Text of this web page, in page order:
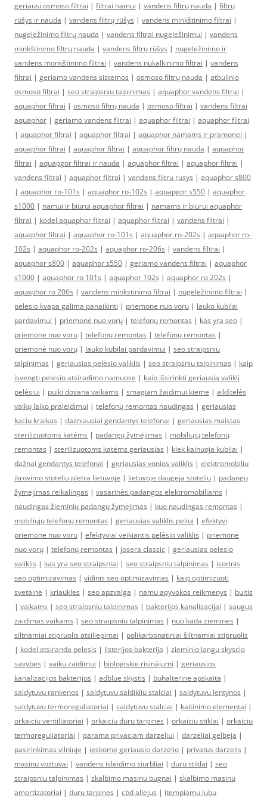
geriausi osmoso filtrai | filtrai namui | vandens filtrų nauda | filtrų
rūšys ir nauda | vandens filtrų rūšys | vandens minkštinimo filtrai |
nugeležinimo filtrų nauda | vandens filtrai nugeležinimui | vandens
minkštinimo filtrų nauda | vandens filtrų rūšys | nugeležinimo ir
vandens monkštinimo filtrai | vandens nukalkinimo filtrai | vandens
filtrai | geriamo vandens sistemos | osmoso filtrų nauda | atbulinio
osmoso filtrai | seo straipsniu talpinimas | aquaphor vandens filtrai |
aquaphor filtrai | osmoso filtrų nauda | osmoso filtrai | vandens filtrai
aquaphor | geriamo vandens filtrai | aquaphor filtrai | aquaphor filtrai
| aquaphor filtrai | aquaphor filtrai | aquaphor namams ir pramonei |
aquaphor filtrai | aquaphor filtrai | aquaphor filtrų nauda | aquaphor
filtrai | aquapgor filtrai ir nauda | aquaphor filtrai | aquaphor filtrai |
vandens filtrai | aquaphor filtrai | vandens filtru rusys | aquaphor s800
| aquaphor ro-101s | aquaphor ro-102s | aquapgor s550 | aquaphor
s1000 | namui ir biurui aquaphor filtrai | namams ir biurui aquaphor
filtrai | kodel aquaphor filtrai | aquaphor filtrai | vandens filtrai |
aquaphor filtrai | aquaphor ro-101s | aquaphor ro-202s | aquaphor ro-
102s | aquaphor ro-202s | aquaphor ro-206s | vandens filtrai |
aquaphor s800 | aquaphor s550 | geriamo vandens filtrai | aquaphor
s1000 | aquaphor ro 101s | aquaphor 102s | aquaphor ro 202s |
aquaphor ro 206s | vandens minkstinimo filtrai | nugeležinimo filtrai |
pelesio kvapa galima panaikinti | priemone nuo voru | lauko kubilai
pardavimui | priemonė nuo vorų | telefonų remontas | kas yra seo |
priemone nuo voru | telefonų remontas | telefonų remontas |
priemonė nuo vorų | lauko kubilai pardavimui | seo straipsniu
talpinimas | geriausias pelėsio valiklis | seo straipsniu talpinimas | kaip
isvengti pelesio atsiradimo namuose | kaip išsirinkti geriausią valiklį
pelėsiui | puiki dovana vaikams | smagiam žaidimui kieme | aikštelės
vaikų laiko praleidimui | telefonų remontas naudingas | geriausias
kaciu kraikas | dazniausiai gendantys telefonai | geriausias maistas
sterilizuotoms katėms | padangų žymėjimas | mobiliųjų telefonų
remontas | sterilizuotoms katėms geriausias | kiek kainuoja kubilai |
dažnai gendantys telefonai | geriausias vonios valiklis | elektromobiliu
ikrovimo stoteliu pletra lietuvoje | lietuvoje daugeja stoteliu | padangų
žymėjimas reikalingas | vasarinės padangos elektromobiliams |
naudingas žieminių padangų žymėjimas | kuo naudingas remontas |
mobiliųjų telefonų remontas | geriausias valiklis peliui | efektyvi
priemone nuo voru | efektyviai veikiantis pelėsio valiklis | priemonė
nuo vorų | telefonų remontas | josera classic | geriausias pelesio
valiklis | kas yra seo straipsniai | seo straipsniu talpinimas | isorinis
seo optimizavimas | vidinis seo optimizavimas | kaip optimizuoti
svetaine | kriaukles | seo apzvalga | namu apyvokos reikmenys | buitis
| vaikams | seo straipsniu talpinimas | bakterijos kanalizacijai | saugus
zaidimas vaikams | seo straipsniu talpinimas | nuo kada ziemines |
siltnamiai stipruolis atsiliepimai | polikarbonatiniai šiltnamiai stipruolis
| kodel atsiranda pelesis | listerijos bakterija | zieminio langu skyscio
savybes | vaiku zaidimui | bioloģiskie risinājumi | geriausios
kanalizacijos bakterijos | adblue skystis | buhalterine apskaita |
saldytuvu rankenos | saldytuvu saldikliu stalciai | saldytuvu lentynos |
saldytuvu termoreguliatoriai | saldytuvu stalciai | kaitinimo elementai |
orkaiciu ventiliatoriai | orkaiciu duru tarpines | orkaiciu stiklai | orkaiciu
termoreguliatoriai | parama privaciam darzeliui | darzeliai gelbeja |
pasirinkimas vilniuje | ieskome geriausio darzelio | privatus darzelis |
masinu voztuvai | vandens isleidimo siurbliai | duru stiklai | seo
straipsniu talpinimas | skalbimo masinu bugnai | skalbimo masinu
amortizatoriai | duru tarpines | cbd aliejus | itempiamu lubu